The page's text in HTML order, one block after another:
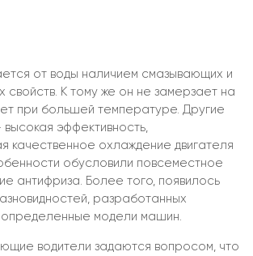
от воды наличием смазывающих и
свойств. К тому же он не замерзает на
при большей температуре. Другие
эффективность,
качественное охлаждение двигателя
обусловили повсеместное
антифриза. Более того, появилось
разработанных
определенные модели машин.
водители задаются вопросом, что